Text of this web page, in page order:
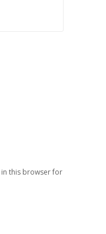
in this browser for